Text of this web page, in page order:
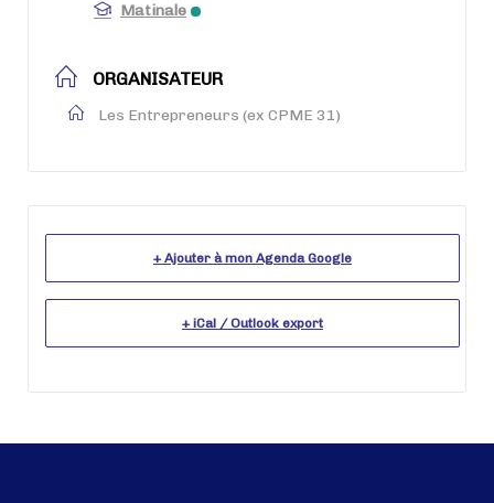
Matinale
ORGANISATEUR
Les Entrepreneurs (ex CPME 31)
+ Ajouter à mon Agenda Google
+ iCal / Outlook export